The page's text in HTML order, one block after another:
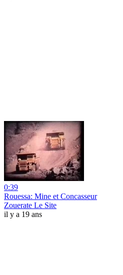
0:39
Rouessa: Mine et Concasseur
Zouerate Le Site
il y a 19 ans